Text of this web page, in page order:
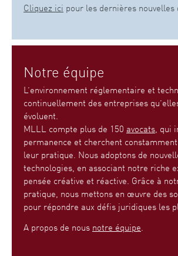
Cliquez ici pour les dernières nouvelles
Notre équipe
L’environnement réglementaire et
continuellement des entreprises
évoluent.
MLLL compte plus de 150 avocats, qui
permanence et cherchent
leur pratique. Nous adoptons de
technologies, en associant notre riche
pensée créative et réactive. Grâce à
pratique, nous mettons en œuvre des
pour répondre aux défis juridiques les
A propos de nous notre équipe.